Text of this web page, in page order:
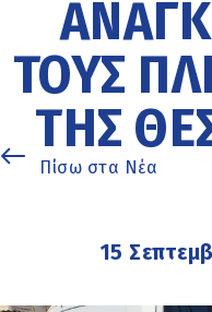
ΤΟΥΣ
ΤΗΣ
Πίσω στα Νέα
15